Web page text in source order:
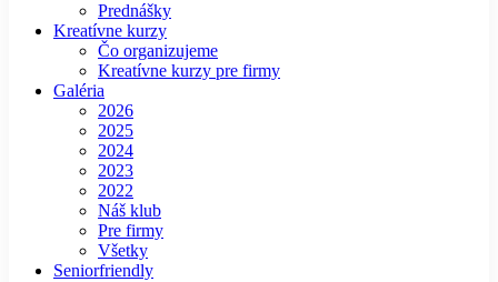
Prednášky
Kreatívne kurzy
Čo organizujeme
Kreatívne kurzy pre firmy
Galéria
2026
2025
2024
2023
2022
Náš klub
Pre firmy
Všetky
Seniorfriendly